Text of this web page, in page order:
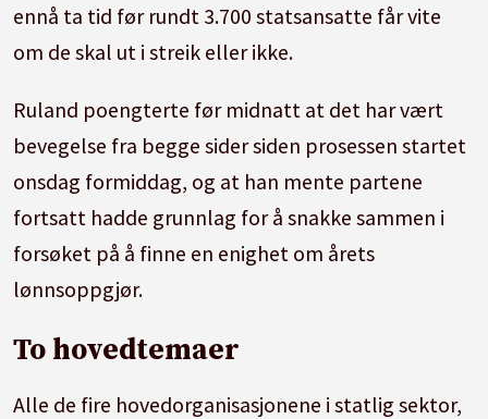
ennå ta tid før rundt 3.700 statsansatte får vite
om de skal ut i streik eller ikke.
Ruland poengterte før midnatt at det har vært
bevegelse fra begge sider siden prosessen startet
onsdag formiddag, og at han mente partene
fortsatt hadde grunnlag for å snakke sammen i
forsøket på å finne en enighet om årets
lønnsoppgjør.
To hovedtemaer
Alle de fire hovedorganisasjonene i statlig sektor,